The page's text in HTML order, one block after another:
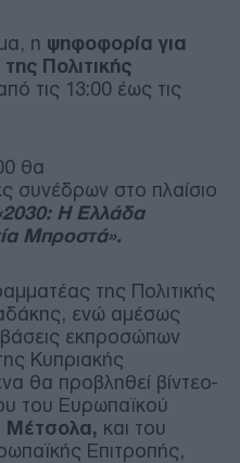
η ψηφοφορία για
Πολιτικής
τις 13:00 έως τις
θα
συνέδρων στο πλαίσιο
Η Ελλάδα
Μπροστά».
της Πολιτικής
ενώ αμέσως
εκπροσώπων
Κυπριακής
θα προβληθεί βίντεο-
του Ευρωπαϊκού
Μέτσολα, και του
Επιτροπής,